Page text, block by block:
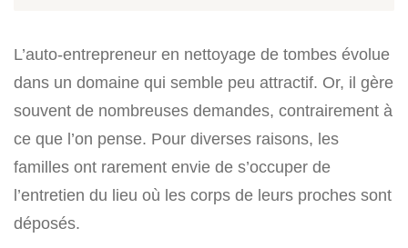
L’auto-entrepreneur en nettoyage de tombes évolue
dans un domaine qui semble peu attractif. Or, il gère
souvent de nombreuses demandes, contrairement à
ce que l’on pense. Pour diverses raisons, les
familles ont rarement envie de s’occuper de
l’entretien du lieu où les corps de leurs proches sont
déposés.